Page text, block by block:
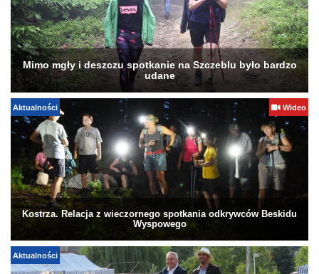
Mimo mgły i deszczu spotkanie na Szczeblu było bardzo
udane
Aktualności Wideo
Kostrza. Relacja z wieczornego spotkania odkrywców Beskidu
Wyspowego
Aktualności